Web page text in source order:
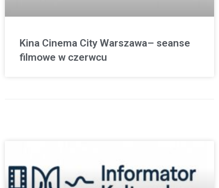
Kina Cinema City Warszawa– seanse
filmowe w czerwcu